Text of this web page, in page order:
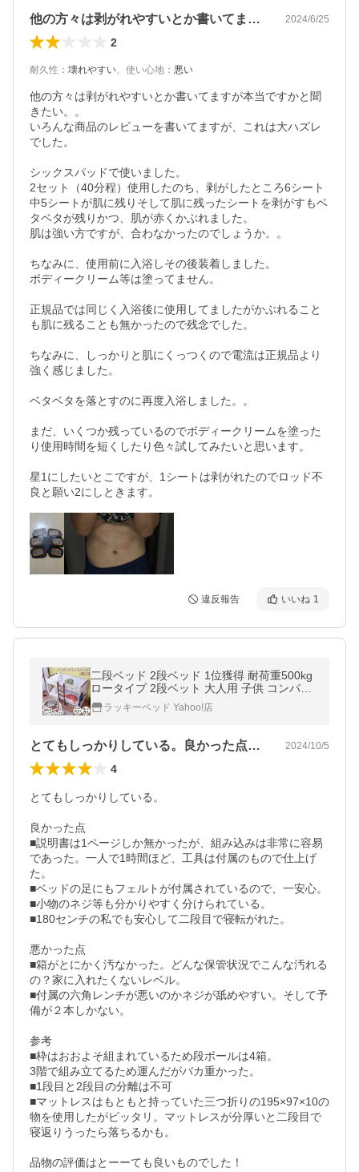
他の方々は剥がれやすいとか書いてますが… 2024/6/25
2
耐久性 ： 壊れやすい、 使い心地 ： 悪い
他の方々は剥がれやすいとか書いてますが本当ですかと聞
きたい。。
いろんな商品のレビューを書いてますが、これは大ハズレ
でした。
シックスパッドで使いました。
2セット（40分程）使用したのち、剥がしたところ6シート
中5シートが肌に残りそして肌に残ったシートを剥がすもベ
タベタが残りかつ、肌が赤くかぶれました。
肌は強い方ですが、合わなかったのでしょうか。。
ちなみに、使用前に入浴しその後装着しました。
ボディークリーム等は塗ってません。
正規品では同じく入浴後に使用してましたがかぶれること
も肌に残ることも無かったので残念でした。
ちなみに、しっかりと肌にくっつくので電流は正規品より
強く感じました。
ベタベタを落とすのに再度入浴しました。。
まだ、いくつか残っているのでボディークリームを塗った
り使用時間を短くしたり色々試してみたいと思います。
星1にしたいとこですが、1シートは剥がれたのでロッド不
良と願い2にしときます。
違反報告 いいね 1
二段ベッド 2段ベッド 1位獲得 耐荷重500kg
ロータイプ 2段ベット 大人用 子供 コンパク
ト ローシェンEX2 本体のみ -ART
ラッキーベッド Yahoo!店
とてもしっかりしている。良かった点■説… 2024/10/5
4
とてもしっかりしている。
良かった点
■説明書は1ページしか無かったが、組み込みは非常に容易
であった。一人で1時間ほど、工具は付属のもので仕上げ
た。
■ベッドの足にもフェルトが付属されているので、一安心。
■小物のネジ等も分かりやすく分けられている。
■180センチの私でも安心して二段目で寝転がれた。
悪かった点
■箱がとにかく汚なかった。どんな保管状況でこんな汚れる
の？家に入れたくないレベル。
■付属の六角レンチが悪いのかネジが舐めやすい。そして予
備が２本しかない。
参考
■枠はおおよそ組まれているため段ボールは4箱。
3階で組み立てるため運んだがバカ重かった。
■1段目と2段目の分離は不可
■マットレスはもともと持っていた三つ折りの195×97×10の
物を使用したがピッタリ。マットレスが分厚いと二段目で
寝返りうったら落ちるかも。